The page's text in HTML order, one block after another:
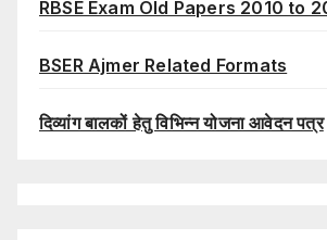
RBSE Exam Old Papers 2010 to
BSER Ajmer Related Formats
दिव्यांग बालकों हेतु विभिन्न योजना आवेदन पत्र